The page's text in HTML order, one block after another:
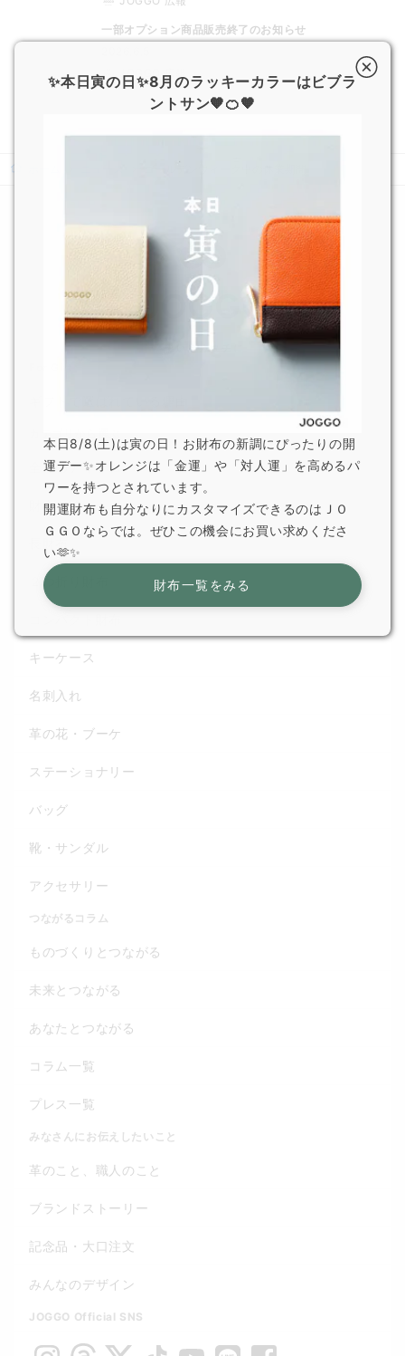
一部オプション商品販売終了のお知らせ
JOGGO 広報
全てのアイテム
財布一覧
２つ折り財布
キーケース
名刺入れ
革の花・ブーケ
ステーショナリー
バッグ
靴・サンダル
アクセサリー
つながるコラム
ものづくりとつながる
未来とつながる
あなたとつながる
コラム一覧
プレス一覧
みなさんにお伝えしたいこと
革のこと、職人のこと
ブランドストーリー
記念品・大口注文
みんなのデザイン
JOGGO Official SNS
✨本日寅の日✨8月のラッキーカラーはビブラ
ントサン🧡🍊🧡
本日8/8(土)は寅の日！お財布の新調にぴったりの開
運デー✨オレンジは「金運」や「対人運」を高めるパ
ワーを持つとされています。
開運財布も自分なりにカスタマイズできるのはＪＯ
ＧＧＯならでは。ぜひこの機会にお買い求めくださ
い🫶✨
財布一覧をみる